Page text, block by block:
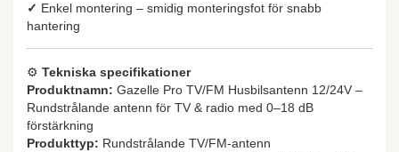
✓ Enkel montering – smidig monteringsfot för snabb
hantering
⚙️ Tekniska specifikationer
Produktnamn: Gazelle Pro TV/FM Husbilsantenn 12/24V –
Rundstrålande antenn för TV & radio med 0–18 dB
förstärkning
Produkttyp: Rundstrålande TV/FM-antenn